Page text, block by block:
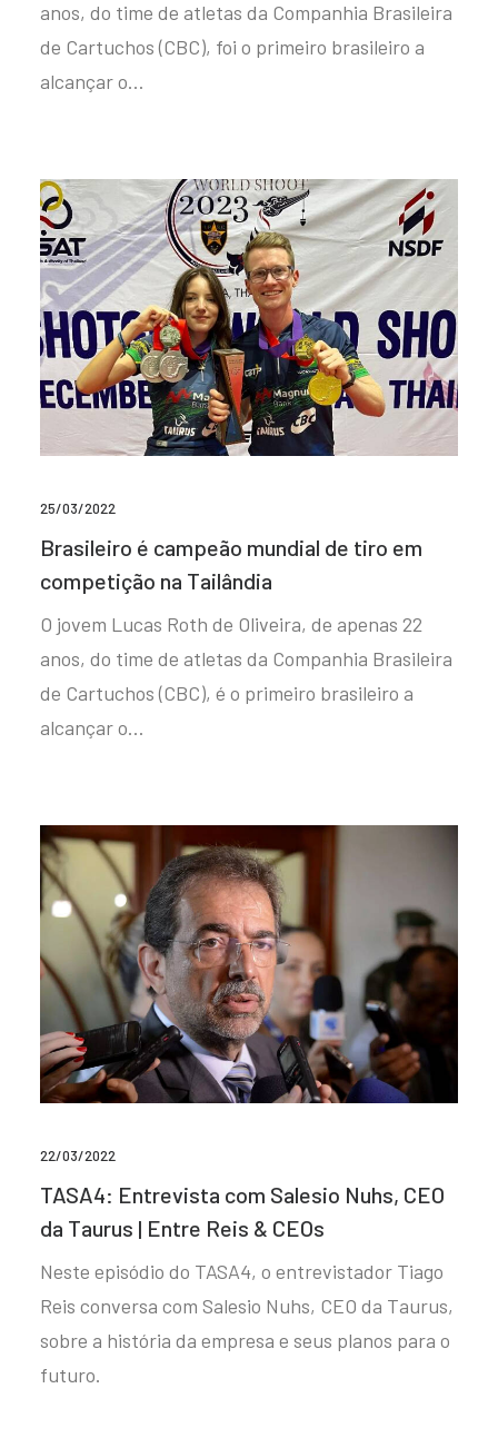
anos, do time de atletas da Companhia Brasileira
de Cartuchos (CBC), foi o primeiro brasileiro a
alcançar o…
25/03/2022
Brasileiro é campeão mundial de tiro em
competição na Tailândia
O jovem Lucas Roth de Oliveira, de apenas 22
anos, do time de atletas da Companhia Brasileira
de Cartuchos (CBC), é o primeiro brasileiro a
alcançar o…
22/03/2022
TASA4: Entrevista com Salesio Nuhs, CEO
da Taurus | Entre Reis & CEOs
Neste episódio do TASA4, o entrevistador Tiago
Reis conversa com Salesio Nuhs, CEO da Taurus,
sobre a história da empresa e seus planos para o
futuro.